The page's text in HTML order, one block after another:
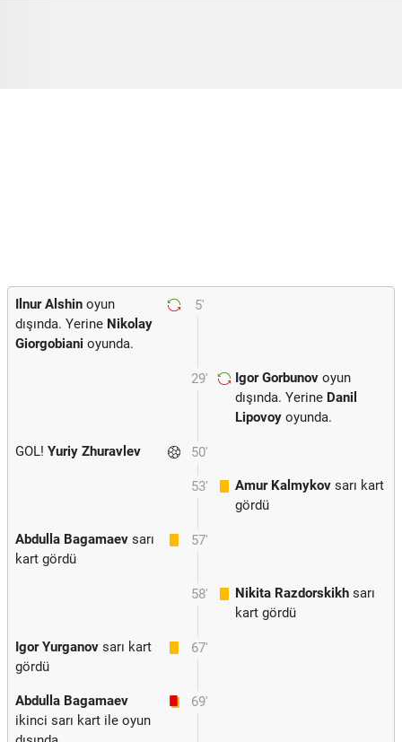
5'
Ilnur Alshin oyun
dışında. Yerine Nikolay
Giorgobiani oyunda.
29' Igor Gorbunov oyun
dışında. Yerine Danil
Lipovoy oyunda.
50'
GOL! Yuriy Zhuravlev
53' Amur Kalmykov sarı kart
gördü
57'
Abdulla Bagamaev sarı
kart gördü
58' Nikita Razdorskikh sarı
kart gördü
67'
Igor Yurganov sarı kart
gördü
69'
Abdulla Bagamaev
ikinci sarı kart ile oyun